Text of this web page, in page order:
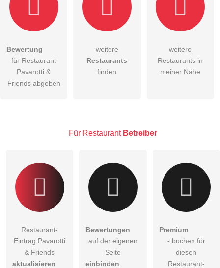
Hiermit akzeptiere ich dieAGB
DieDatenschutzerklärung habe ich zur Kenntnis genommen.
Besucher sichtbar.
Bewertung
für Restaurant
Pavarotti &
Friends abgeben
weitere
Restaurants
finden
weitere
Restaurants in
meiner Nähe
Für Restaurant Betreiber
Restaurant-
Eintrag Pavarotti
& Friends
aktualisieren
Bewertungen
auf der eigenen
Seite
einbinden
Premium
- buchen für
diesen
Restaurant-